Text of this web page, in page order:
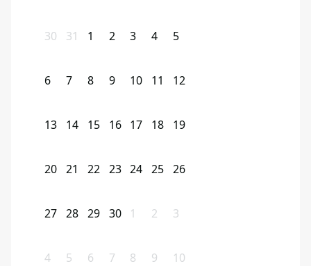
30 31 1 2 3 4 5
6 7 8 9 10 11 12
13 14 15 16 17 18 19
20 21 22 23 24 25 26
27 28 29 30 1 2 3
4 5 6 7 8 9 10